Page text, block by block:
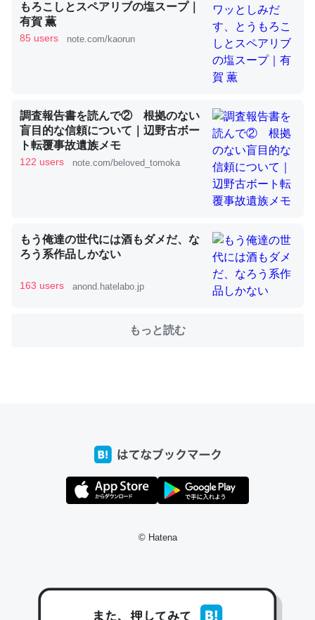
これを元に考えるとカルシウムを大量に使う脊椎動物と貝
類は苦労してるんだな…。腹足類だと殻を無くしてナメク
ウチもEchoを実家に置いて４年。でたまに覗いてる。ぼ
ちぼちRingも置こうかと画策中。あと、Googleマップで
これ見て生きてるなって分かる。
─たまにLINEするくらいだった遠方の父67歳と僕。ITツール導入で
コミュニケーションが劇的に変化した｜tayorini by LIFULL介護
コミュニケーションが劇的に変化した｜tayorini by LIFULL介護
私も3年前ぐらいに祖母の家に設置した。ポケットWifiみ
https://toyoshi.hatenablog.com/entry/2019/05/15/1805
もろこしとスペアリブの塩スープ｜
有賀 薫
85 users note.com/kaorun
調査報告書を読んで② 根拠のない
盲目的な信頼について｜辺野古ボー
ト転覆事故遺族メモ
122 users note.com/beloved_tomoka
もう俺達の世代には酒もダメだ、な
ろう系作品しかない
163 users anond.hatelabo.jp
もっと読む
© Hatena